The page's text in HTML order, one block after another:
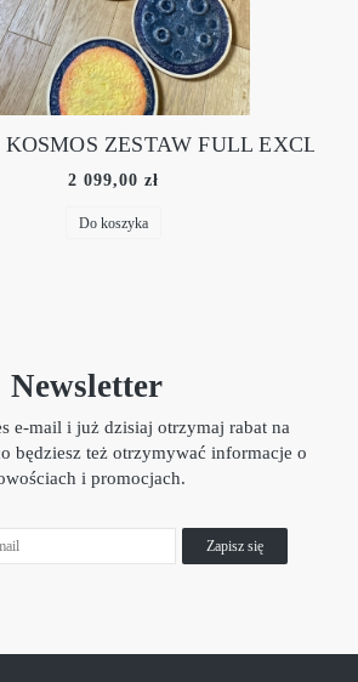
Sensoryczny KOSMOS ZESTAW FULL EXCLUSIVE
2 099,00 zł
Do koszyka
Newsletter
e-mail i już dzisiaj otrzymaj rabat na
będziesz też otrzymywać informacje o
i promocjach.
Zapisz się